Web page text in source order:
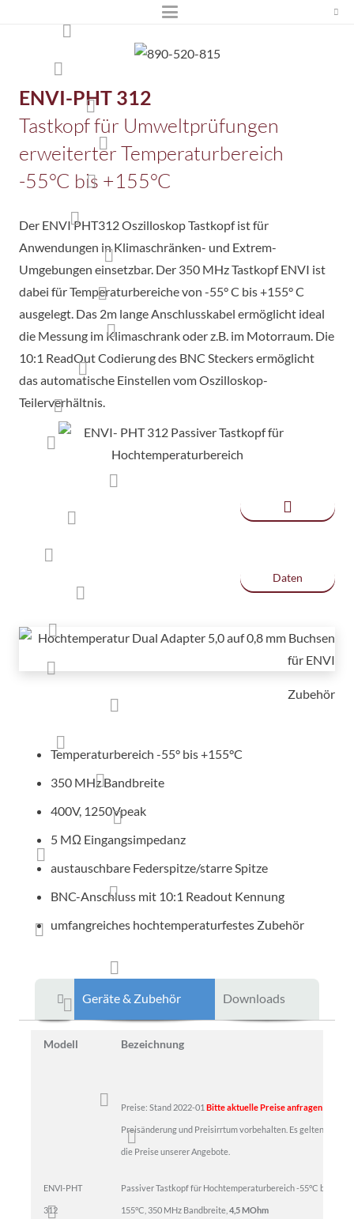
ENVI-PHT 312
Tastkopf für Umweltprüfungen
erweiterter Temperaturbereich
-55°C bis +155°C
Der ENVI PHT312 Oszilloskop Tastkopf ist für
Anwendungen in Klimaschränken- und Extrem-
Umgebungen einsetzbar. Der 350 MHz Tastkopf ENVI ist
dabei für Temperaturbereiche von -55° C bis +155° C
ausgelegt. Das 2m lange Anschlusskabel ermöglicht ideal
die Messung im Klimaschrank oder z.B. im Motorraum. Die
10:1 ReadOut Codierung des BNC Steckers ermöglicht
das automatische Einstellen vom Oszilloskop-
Teilerverhältnis.
Daten
Zubehör
Temperaturbereich -55° bis +155°C
350 MHz Bandbreite
400V, 1250Vpeak
5 MΩ Eingangsimpedanz
austauschbare Federspitze/starre Spitze
BNC-Anschluss mit 10:1 Readout Kennung
umfangreiches hochtemperaturfestes Zubehör
Geräte & Zubehör Downloads
Modell Bezeichnung
Preise: Stand 2022-01 Bitte aktuelle Preise anfragen
Preisänderung und Preisirrtum vorbehalten. Es gelten
die Preise unserer Angebote.
ENVI-PHT
312
Passiver Tastkopf für Hochtemperaturbereich -55°C bis
155°C, 350 MHz Bandbreite, 4,5 MOhm